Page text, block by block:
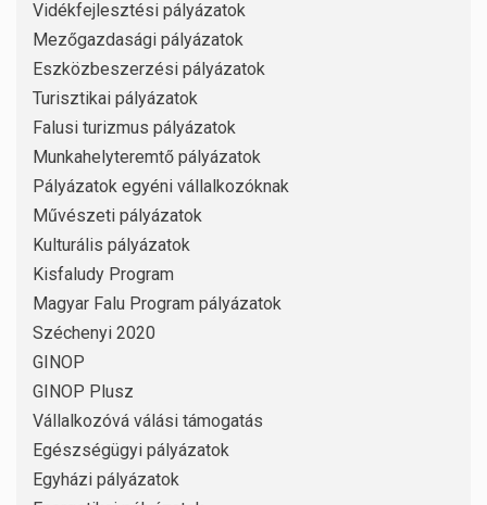
Vidékfejlesztési pályázatok
Mezőgazdasági pályázatok
Eszközbeszerzési pályázatok
Turisztikai pályázatok
Falusi turizmus pályázatok
Munkahelyteremtő pályázatok
Pályázatok egyéni vállalkozóknak
Művészeti pályázatok
Kulturális pályázatok
Kisfaludy Program
Magyar Falu Program pályázatok
Széchenyi 2020
GINOP
GINOP Plusz
Vállalkozóvá válási támogatás
Egészségügyi pályázatok
Egyházi pályázatok